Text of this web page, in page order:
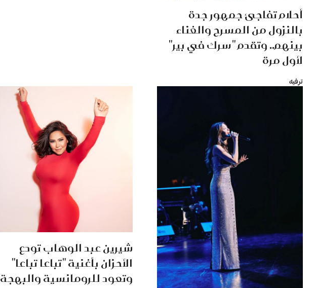
أحلام تفاجئ جمهور جدة
بالنزول من المسرح والغناء
بينهم.. وتقدم "سرك في بير"
لأول مرة
ترفيه
شيرين عبد الوهاب تودع
الأحزان بأغنية "تباعا تباعا"
وتعود للرومانسية والبهجة